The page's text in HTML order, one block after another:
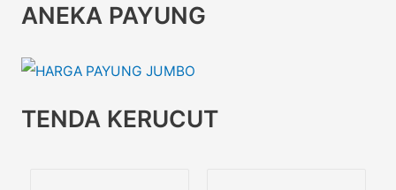
ANEKA PAYUNG
TENDA KERUCUT